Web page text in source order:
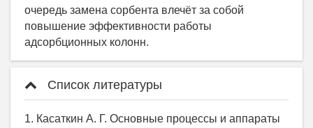
Список литературы
1. Касаткин А. Г. Основные процессы и аппараты